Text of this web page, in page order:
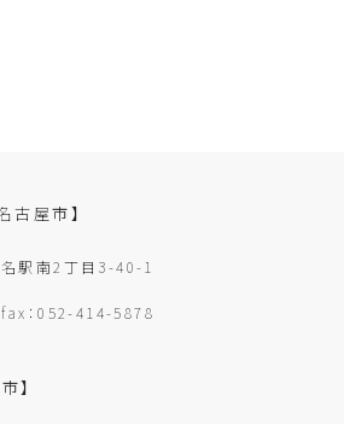
古屋市】
名駅南2丁目3-40-1
：052-414-5878
】